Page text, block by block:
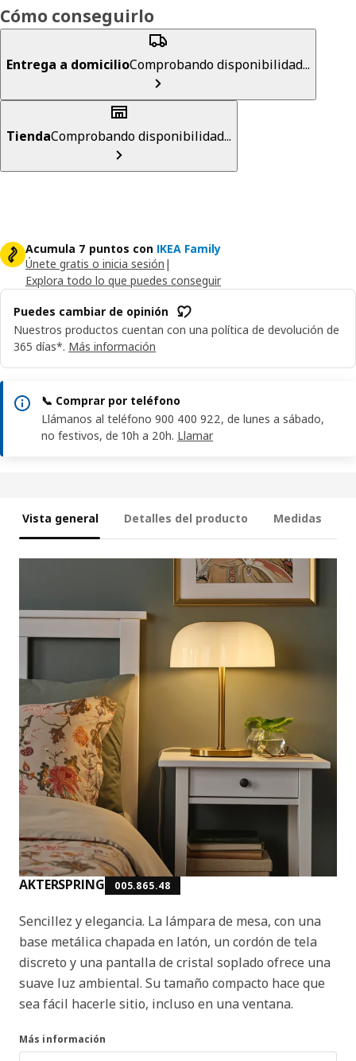
Cómo conseguirlo
Entrega a domicilioComprobando disponibilidad...
TiendaComprobando disponibilidad...
Acumula 7 puntos con IKEA Family
Únete gratis o inicia sesión |
Explora todo lo que puedes conseguir
Puedes cambiar de opinión
Nuestros productos cuentan con una política de devolución de
365 días*. Más información
📞 Comprar por teléfono
Llámanos al teléfono 900 400 922, de lunes a sábado,
no festivos, de 10h a 20h. Llamar
Vista general Detalles del producto Medidas
AKTERSPRING 005.865.48
Sencillez y elegancia. La lámpara de mesa, con una
base metálica chapada en latón, un cordón de tela
discreto y una pantalla de cristal soplado ofrece una
suave luz ambiental. Su tamaño compacto hace que
sea fácil hacerle sitio, incluso en una ventana.
Más información